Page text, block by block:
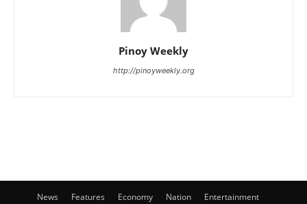
Pinoy Weekly
http://pinoyweekly.org
News Features Economy Nation Entertainment